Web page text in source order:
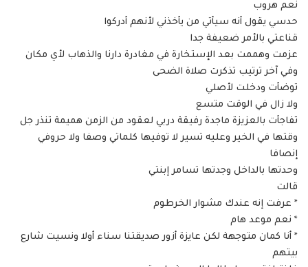
نعم هروب
حدسي يقول أنه سيأتي من يأخذني لأنهم أدركوا
قناعتي بالأمر ضعيفة جدا
عزمت وهممت بعد الإستخارة في مغادرة دارنا والذهاب لأي مكان
وفي آخر ترتيب تذكرت صلاة الضحى
توضأت ودخلت لأصلي
ولا زال في الوقت متسع
تفاجأت بالعزيزة ماجدة رفيقة دربي لعقود من الزمن هميمة تنذر جل
وقتها في الخير وعليه تسير لا توفيها كلماتي وصفا ولا حروفي
إنصافا
وحدتها بالداخل وجدتها تسامر إبنتي
قالت
* عرفت إنه عندك مشوار الخرطوم
* نعم موعد هام
* أنا كمان متوجهة لكن عايزة أزور صديقتنا سناء أولا ونسيت شارع
بيتهم